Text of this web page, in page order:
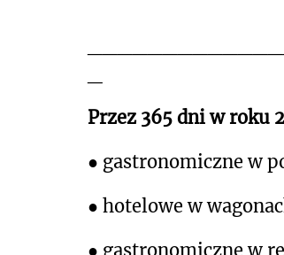
Przez 365 dni w roku
● gastronomiczne w
● hotelowe w
● gastronomiczne w